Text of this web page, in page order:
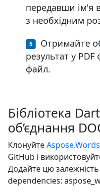
передавши ім'я
з необхідним
Отримайте
результат у
файл.
Бібліотека
об’єднання
Клонуйте
GitHub і
Додайте цю
dependencies: